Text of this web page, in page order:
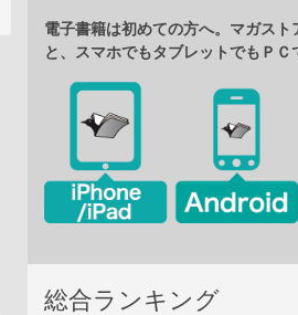
電子書籍は初めての方へ。マガスト
と、スマホでもタブレットでもＰＣ
総合ランキング